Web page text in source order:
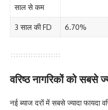
साल से कम
3 साल की FD 6.70%
वरिष्ठ नागरिकों को सबसे
नई ब्याज दरों में सबसे ज्यादा फायदा